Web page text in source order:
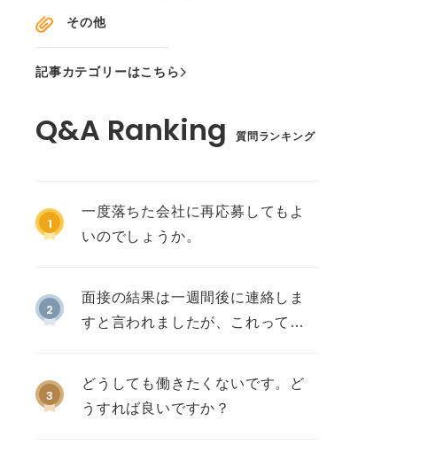
その他
記事カテゴリーはこちら
質問ランキング
1
一度落ちた会社に再応募してもよ
いのでしょうか。
2
面接の結果は一週間後に連絡しま
すと言われましたが、これって不
3
どうしても働きたくないです。ど
うすれば良いですか？